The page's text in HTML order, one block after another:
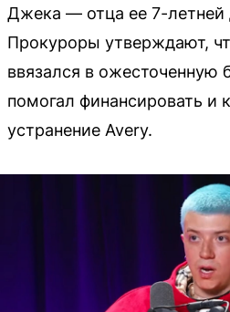
Джека — отца ее 7-летней
Прокуроры утверждают,
ввязался в ожесточенную
помогал финансировать и
устранение Avery.